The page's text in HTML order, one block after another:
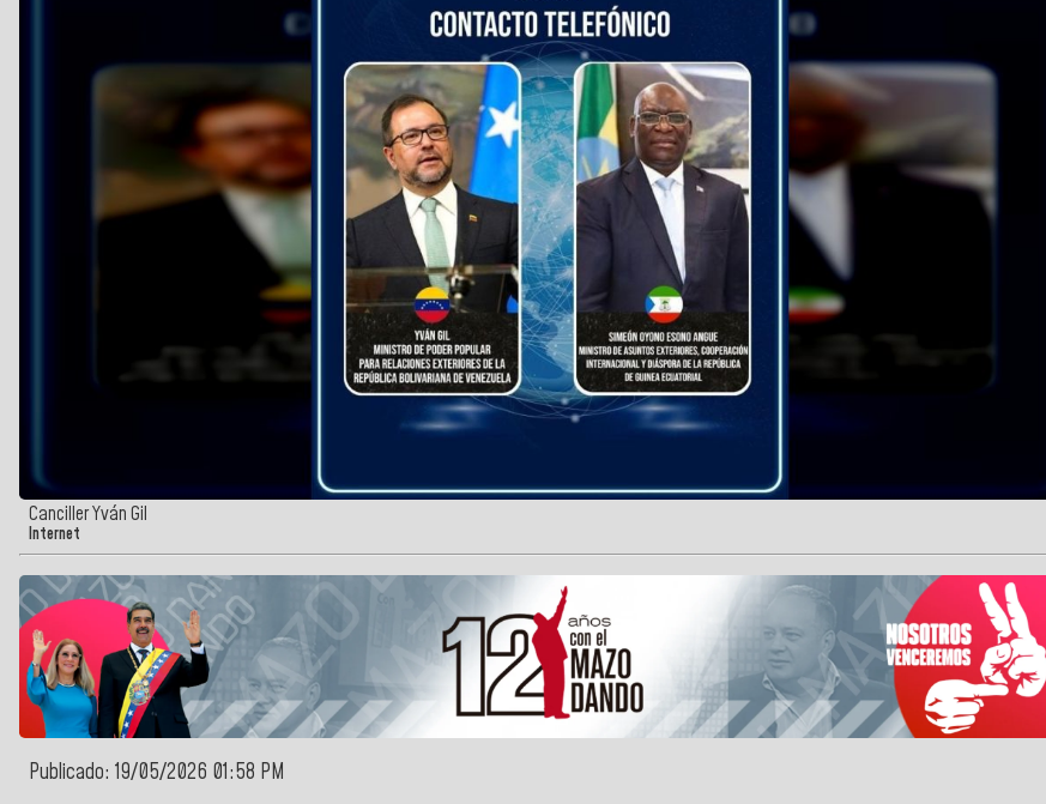
Canciller Yván Gil
Internet
Publicado: 19/05/2026 01:58 PM